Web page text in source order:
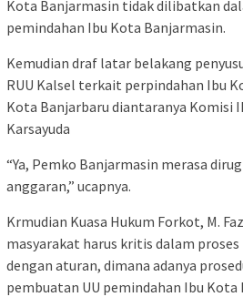
Kota Banjarmasin tidak dilibatkan
pemindahan Ibu Kota Banjarmasin.
Kemudian draf latar belakang
RUU Kalsel terkait perpindahan Ibu
Kota Banjarbaru diantaranya Komisi
Karsayuda
“Ya, Pemko Banjarmasin merasa
anggaran,” ucapnya.
Krmudian Kuasa Hukum Forkot, M.
masyarakat harus kritis dalam
dengan aturan, dimana adanya
pembuatan UU pemindahan Ibu Kota